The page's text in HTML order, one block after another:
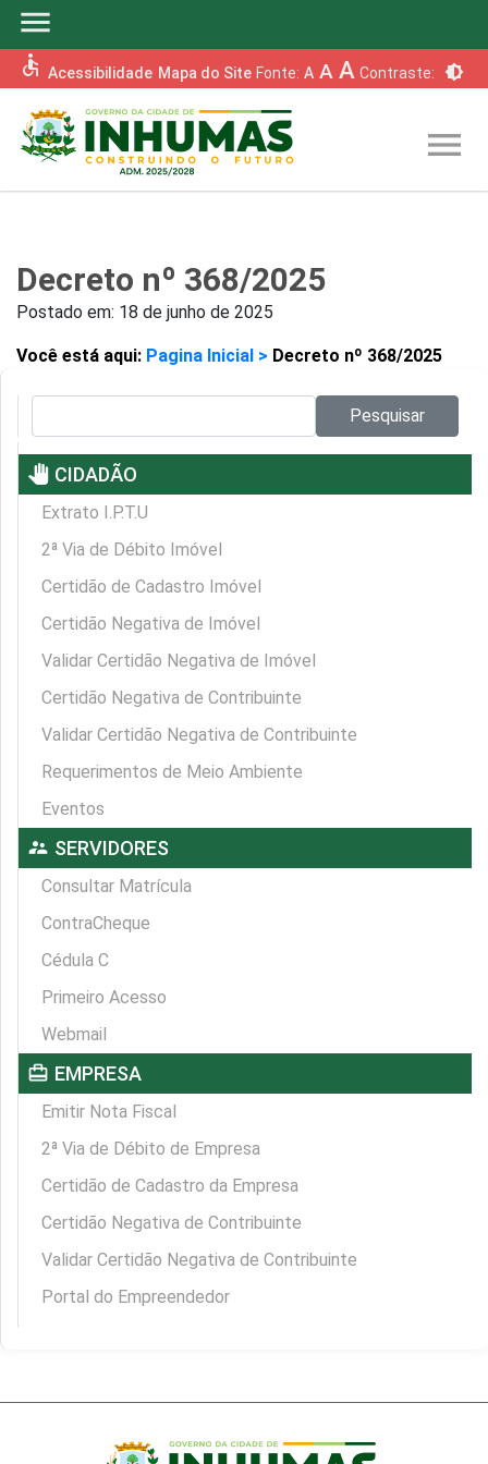
menu
accessible Acessibilidade Mapa do Site Fonte: A A A Contraste: brightness_6
menu
Decreto nº 368/2025
Postado em: 18 de junho de 2025
Você está aqui: Pagina Inicial > Decreto nº 368/2025
Pesquisar
pan_tool CIDADÃO
Extrato I.P.T.U
2ª Via de Débito Imóvel
Certidão de Cadastro Imóvel
Certidão Negativa de Imóvel
Validar Certidão Negativa de Imóvel
Certidão Negativa de Contribuinte
Validar Certidão Negativa de Contribuinte
Requerimentos de Meio Ambiente
Eventos
supervisor_account SERVIDORES
Consultar Matrícula
ContraCheque
Cédula C
Primeiro Acesso
Webmail
card_travel EMPRESA
Emitir Nota Fiscal
2ª Via de Débito de Empresa
Certidão de Cadastro da Empresa
Certidão Negativa de Contribuinte
Validar Certidão Negativa de Contribuinte
Portal do Empreendedor